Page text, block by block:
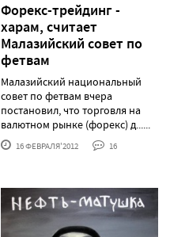
Форекс-трейдинг -
харам, считает
Малазийский совет по
фетвам
Малазийский национальный
совет по фетвам вчера
постановил, что торговля на
валютном рынке (форекс) д......
16 ФЕВРАЛЯ'2012 16